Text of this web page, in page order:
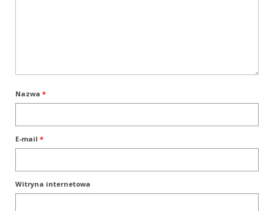
Dogoterapia Materiały
Nazwa *
E-mail *
Witryna internetowa